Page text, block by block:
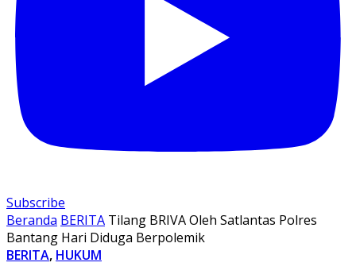
Subscribe
Beranda BERITA Tilang BRIVA Oleh Satlantas Polres
Bantang Hari Diduga Berpolemik
BERITA, HUKUM